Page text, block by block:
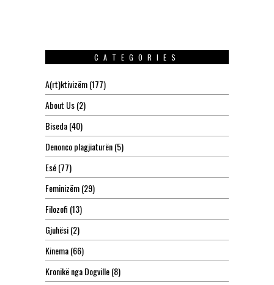
CATEGORIES
A(rt)ktivizëm(177)
About Us(2)
Biseda(40)
Denonco plagjiaturën(5)
Esé(77)
Feminizëm(29)
Filozofi (13)
Gjuhësi(2)
Kinema(66)
Kronikë nga Dogville(8)